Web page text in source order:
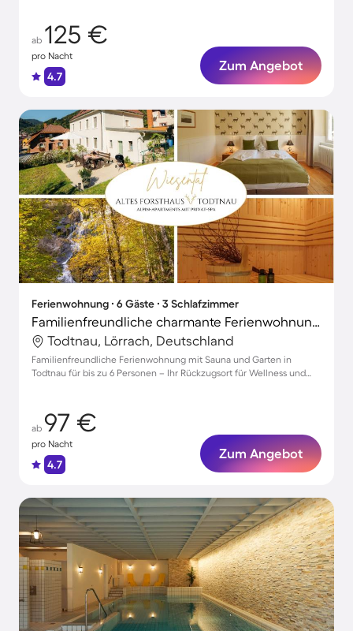
ab 125 €
pro Nacht
4.7
Zum Angebot
Ferienwohnung ∙ 6 Gäste ∙ 3 Schlafzimmer
Familienfreundliche charmante Ferienwohnung mit Grill, Sauna und Garten | Hunde erlaubt
Todtnau, Lörrach, Deutschland
Familienfreundliche Ferienwohnung mit Sauna und Garten in
Todtnau für bis zu 6 Personen – Ihr Rückzugsort für Wellness und
ab 97 €
pro Nacht
4.7
Zum Angebot